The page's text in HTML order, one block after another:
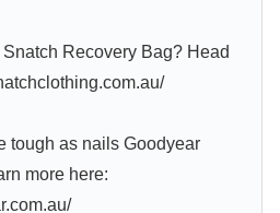
Recovery Bag? Head
tough as nails Goodyear
more here: